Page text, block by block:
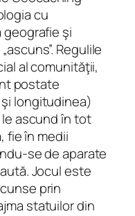
cu
geografie şi
Regulile
al comunităţii,
postate
longitudinea)
ascund în tot
fie în medii
de aparate
Jocul este
prin
statuilor din